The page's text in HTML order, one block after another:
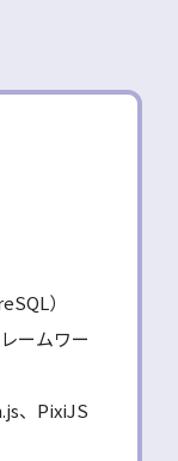
）
ームワー
、PixiJS